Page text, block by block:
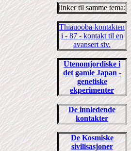
linker til samme tema:
Thiauooba-kontakten
i - 87 - kontakt til en
avansert siv.
Utenomjordiske i
det gamle Japan -
genetiske
ekperimenter
De innledende
kontakter
De Kosmiske
sivilisasjoner